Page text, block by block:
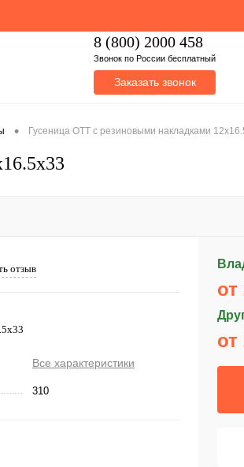
8 (800) 2000 458
Звонок по России бесплатный
Заказать звонок
• Гусеница ОТТ с резиновыми накладками
отзыв
Все характеристики
310
от
от